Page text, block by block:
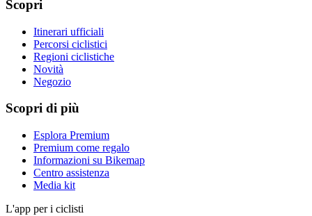
Scopri
Itinerari ufficiali
Percorsi ciclistici
Regioni ciclistiche
Novità
Negozio
Scopri di più
Esplora Premium
Premium come regalo
Informazioni su Bikemap
Centro assistenza
Media kit
L'app per i ciclisti